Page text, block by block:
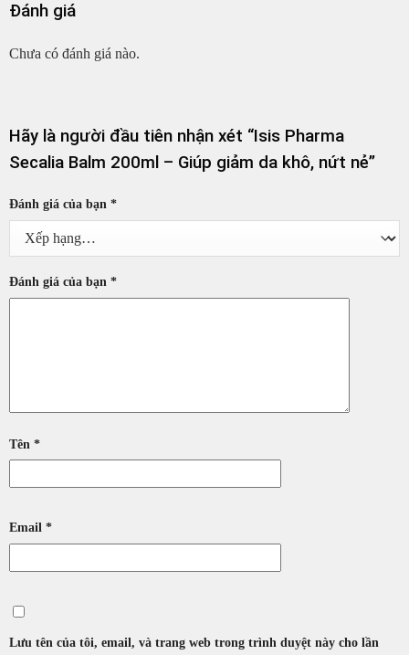
Đánh giá
Chưa có đánh giá nào.
Hãy là người đầu tiên nhận xét “Isis Pharma
Secalia Balm 200ml – Giúp giảm da khô, nứt nẻ”
Đánh giá của bạn *
Đánh giá của bạn *
Tên *
Email *
Lưu tên của tôi, email, và trang web trong trình duyệt này cho lần